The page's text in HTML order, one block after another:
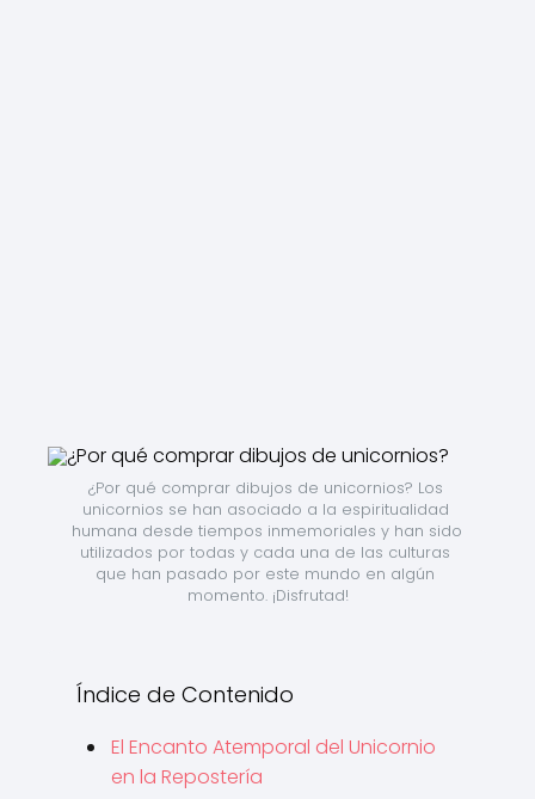
¿Por qué comprar dibujos de unicornios? Los
unicornios se han asociado a la espiritualidad
humana desde tiempos inmemoriales y han sido
utilizados por todas y cada una de las culturas
que han pasado por este mundo en algún
momento. ¡Disfrutad!
Índice de Contenido
El Encanto Atemporal del Unicornio
en la Repostería